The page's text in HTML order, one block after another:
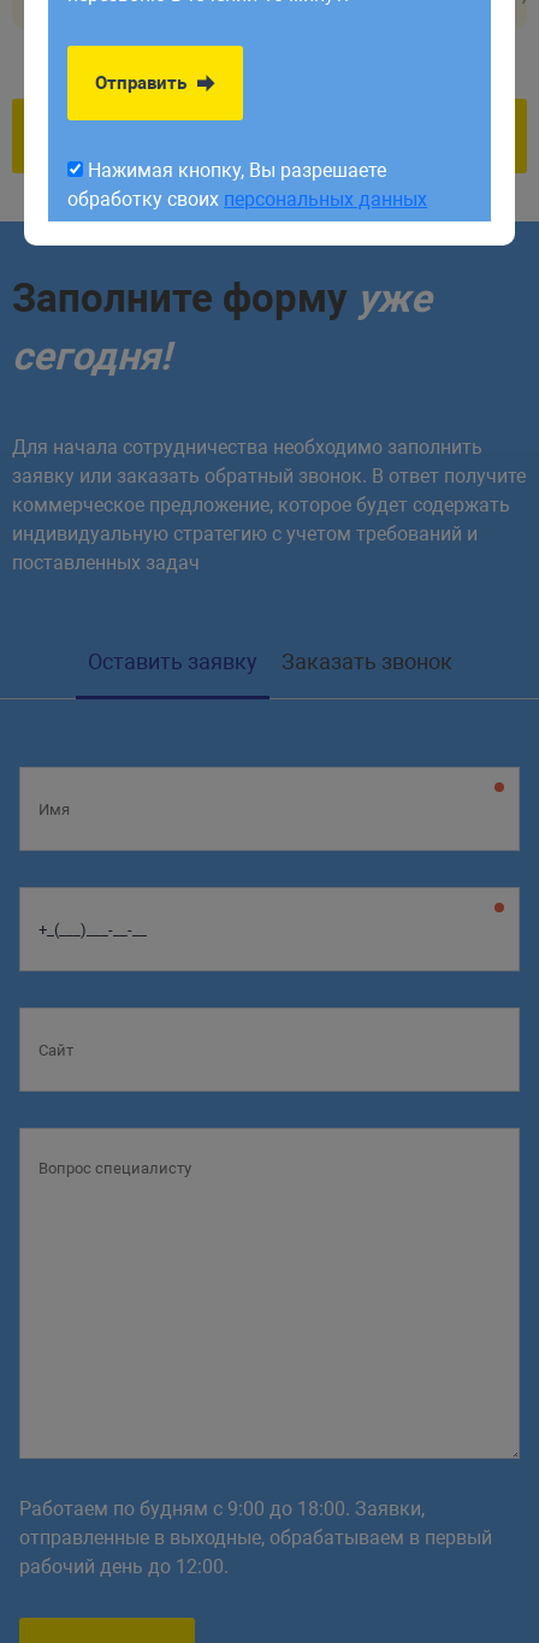
Заполните форму уже
сегодня!
Для начала сотрудничества необходимо заполнить
заявку или заказать обратный звонок. В ответ получите
коммерческое предложение, которое будет содержать
индивидуальную стратегию с учетом требований и
поставленных задач
Оставить заявку Заказать звонок
Работаем по будням с 9:00 до 18:00. Заявки,
отправленные в выходные, обрабатываем в первый
рабочий день до 12:00.
обработку своихперсональных данных
Отправить
Нажимая кнопку, Вы разрешаете
обработку своих персональных данных